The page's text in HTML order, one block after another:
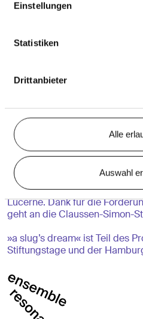
Einstellungen
Statistiken
Drittanbieter
Alle
Auswahl
langlebiger Eleganz,
Jasmin Wottke,
Ensemble Resonanz
Gefördert im Programm Zero
Kulturprojekte der
von dem Beauftragten der
und Medien.
Dank für die Förderung der
Rudolf Augstein Stiftung
Lucerne. Dank für die
geht an die Claussen-Simon-
»a slug’s dream« ist Teil des
Stiftungstage und der